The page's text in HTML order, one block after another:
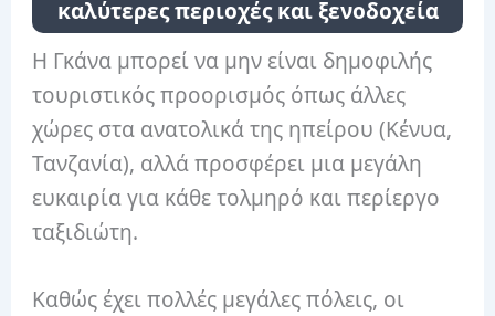
καλύτερες περιοχές και ξενοδοχεία
Η Γκάνα μπορεί να μην είναι δημοφιλής
τουριστικός προορισμός όπως άλλες
χώρες στα ανατολικά της ηπείρου (Κένυα,
Τανζανία), αλλά προσφέρει μια μεγάλη
ευκαιρία για κάθε τολμηρό και περίεργο
ταξιδιώτη.
Καθώς έχει πολλές μεγάλες πόλεις, οι